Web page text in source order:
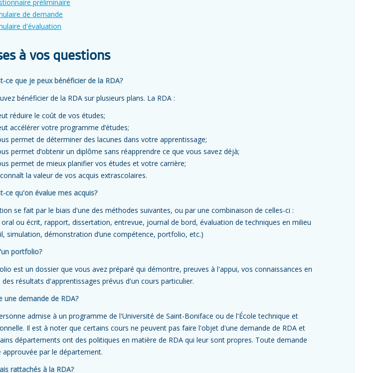
préliminaire
de demande
d'évaluation
à vos questions
ce que je peux bénéficier de la RDA?
bénéficier de la RDA sur plusieurs plans. La RDA :
réduire le coût de vos études;
accélérer votre programme d’études;
permet de déterminer des lacunes dans votre apprentissage;
permet d’obtenir un diplôme sans réapprendre ce que vous savez déjà;
permet de mieux planifier vos études et votre carrière;
la valeur de vos acquis extrascolaires.
ce qu'on évalue mes acquis?
se fait par le biais d'une des méthodes suivantes, ou par une combinaison de celles-ci :
ou écrit, rapport, dissertation, entrevue, journal de bord, évaluation de techniques en milieu
simulation, démonstration d’une compétence, portfolio, etc.)
portfolio?
est un dossier que vous avez préparé qui démontre, preuves à l'appui, vos connaissances en
résultats d'apprentissages prévus d'un cours particulier.
une demande de RDA?
admise à un programme de l'Université de Saint-Boniface ou de l'École technique et
Il est à noter que certains cours ne peuvent pas faire l'objet d'une demande de RDA et
départements ont des politiques en matière de RDA qui leur sont propres. Toute demande
par le département.
rattachés à la RDA?